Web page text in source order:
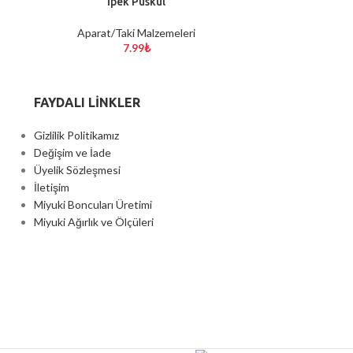
Aparat/Taki Malzemeleri
7.99₺
FAYDALI LİNKLER
Gizlilik Politikamız
Değişim ve İade
Üyelik Sözleşmesi
İletişim
Miyuki Boncuları Üretimi
Miyuki Ağırlık ve Ölçüleri